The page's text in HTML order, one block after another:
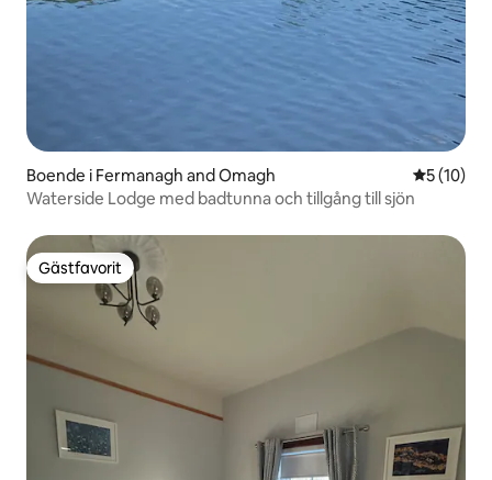
Boende i Fermanagh and Omagh 5 av 5 i
5 (10)
Waterside Lodge med badtunna och tillgång till sjön
Gästfavorit
Gästfavorit